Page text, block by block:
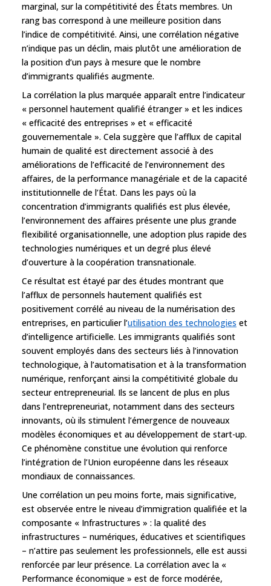
marginal, sur la compétitivité des États membres. Un
rang bas correspond à une meilleure position dans
l’indice de compétitivité. Ainsi, une corrélation négative
n’indique pas un déclin, mais plutôt une amélioration de
la position d’un pays à mesure que le nombre
d’immigrants qualifiés augmente.
La corrélation la plus marquée apparaît entre l’indicateur
« personnel hautement qualifié étranger » et les indices
« efficacité des entreprises » et « efficacité
gouvernementale ». Cela suggère que l’afflux de capital
humain de qualité est directement associé à des
améliorations de l’efficacité de l’environnement des
affaires, de la performance managériale et de la capacité
institutionnelle de l’État. Dans les pays où la
concentration d’immigrants qualifiés est plus élevée,
l’environnement des affaires présente une plus grande
flexibilité organisationnelle, une adoption plus rapide des
technologies numériques et un degré plus élevé
d’ouverture à la coopération transnationale.
Ce résultat est étayé par des études montrant que
l’afflux de personnels hautement qualifiés est
positivement corrélé au niveau de la numérisation des
entreprises, en particulier l’utilisation des technologies et
d’intelligence artificielle. Les immigrants qualifiés sont
souvent employés dans des secteurs liés à l’innovation
technologique, à l’automatisation et à la transformation
numérique, renforçant ainsi la compétitivité globale du
secteur entrepreneurial. Ils se lancent de plus en plus
dans l’entrepreneuriat, notamment dans des secteurs
innovants, où ils stimulent l’émergence de nouveaux
modèles économiques et au développement de start-up.
Ce phénomène constitue une évolution qui renforce
l’intégration de l’Union européenne dans les réseaux
mondiaux de connaissances.
Une corrélation un peu moins forte, mais significative,
est observée entre le niveau d’immigration qualifiée et la
composante « Infrastructures » : la qualité des
infrastructures – numériques, éducatives et scientifiques
– n’attire pas seulement les professionnels, elle est aussi
renforcée par leur présence. La corrélation avec la «
Performance économique » est de force modérée,